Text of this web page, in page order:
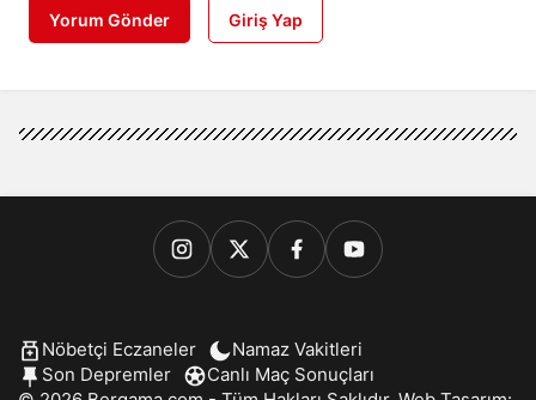
Yorum Gönder Giriş Yap
Nöbetçi Eczaneler
Namaz Vakitleri
Son Depremler
Canlı Maç Sonuçları